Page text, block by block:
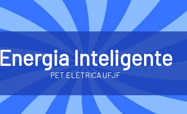
Energia Inteligente
PET ELÉTRICA UFJF